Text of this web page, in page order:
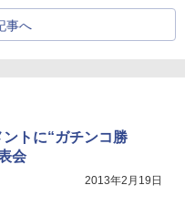
事へ
トに“ガチンコ勝
会
2013年2月19日